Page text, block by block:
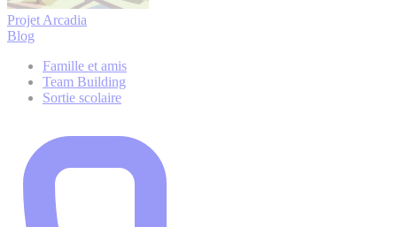
Projet Arcadia
Blog
Famille et amis
Team Building
Sortie scolaire